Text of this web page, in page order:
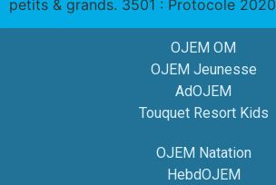
petits & grands. 3501 : Protocole 2020
OJEM OM
OJEM Jeunesse
AdOJEM
Touquet Resort Kids
OJEM Natation
HebdOJEM